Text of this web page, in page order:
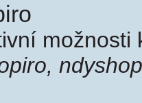
možnosti